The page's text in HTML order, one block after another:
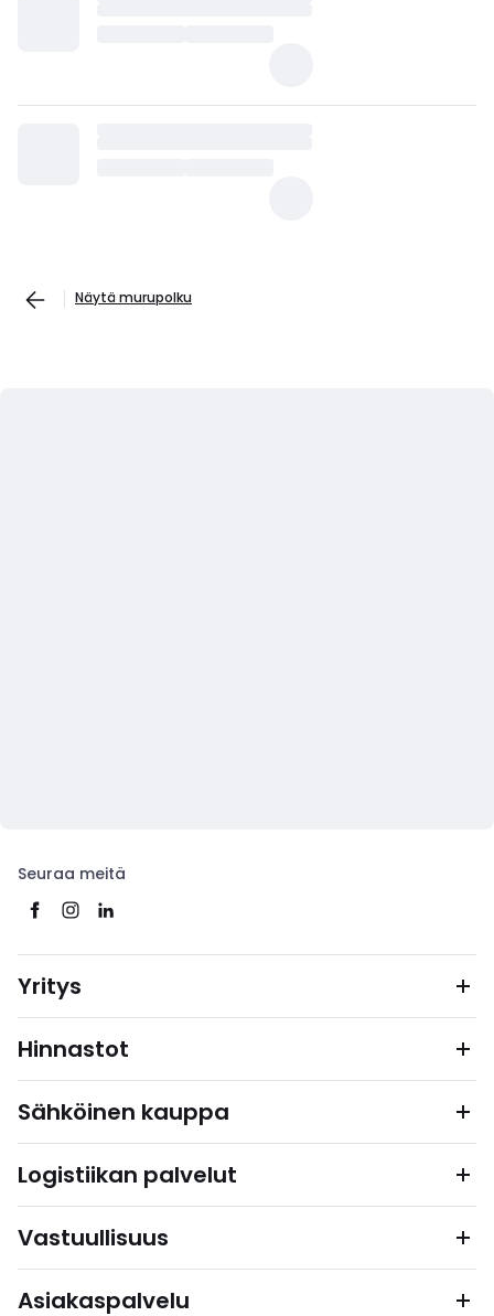
Näytä murupolku
Seuraa meitä
Yritys
Hinnastot
Sähköinen kauppa
Logistiikan palvelut
Vastuullisuus
Asiakaspalvelu